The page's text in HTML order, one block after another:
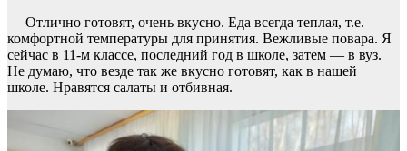
— Отлично готовят, очень вкусно. Еда всегда теплая, т.е.
комфортной температуры для принятия. Вежливые повара. Я
сейчас в 11-м классе, последний год в школе, затем — в вуз.
Не думаю, что везде так же вкусно готовят, как в нашей
школе. Нравятся салаты и отбивная.